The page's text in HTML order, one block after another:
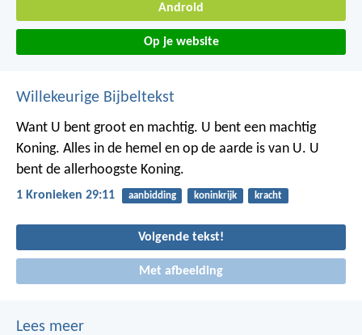
Android
Op je website
Willekeurige Bijbeltekst
Want U bent groot en machtig. U bent een machtig
Koning. Alles in de hemel en op de aarde is van U. U
bent de allerhoogste Koning.
1 Kronieken 29:11 aanbidding koninkrijk kracht
Volgende tekst!
Met afbeelding
Lees meer